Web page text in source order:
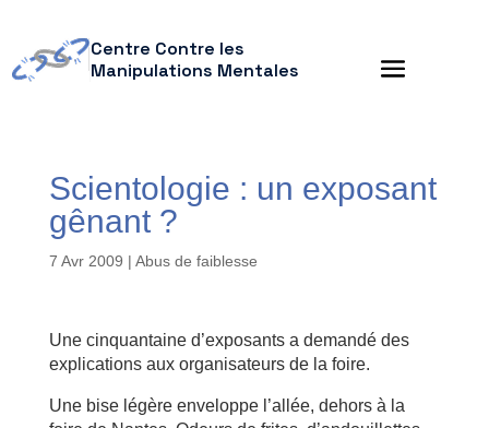
Centre Contre les
Manipulations Mentales
Scientologie : un exposant
gênant ?
7 Avr 2009 | Abus de faiblesse
Une cinquantaine d’exposants a demandé des
explications aux organisateurs de la foire.
Une bise légère enveloppe l’allée, dehors à la